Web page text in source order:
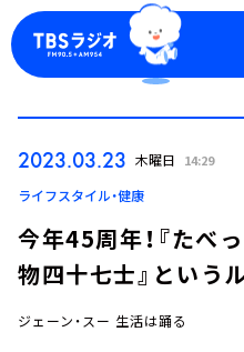
ログイン
2023.03.23 木曜日 14:29
ライフスタイル・健康
今年45周年！『たべ
物四十七士』という
ジェーン・スー 生活は踊る